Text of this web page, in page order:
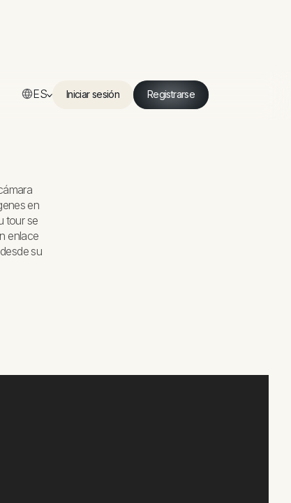
ES
Iniciar sesión
Registrarse
Registrarse
en
tour se
enlace
su